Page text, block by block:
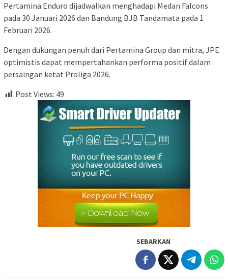
Pertamina Enduro dijadwalkan menghadapi Medan Falcons
pada 30 Januari 2026 dan Bandung BJB Tandamata pada 1
Februari 2026.
Dengan dukungan penuh dari Pertamina Group dan mitra, JPE
optimistis dapat mempertahankan performa positif dalam
persaingan ketat Proliga 2026.
Post Views: 49
SEBARKAN